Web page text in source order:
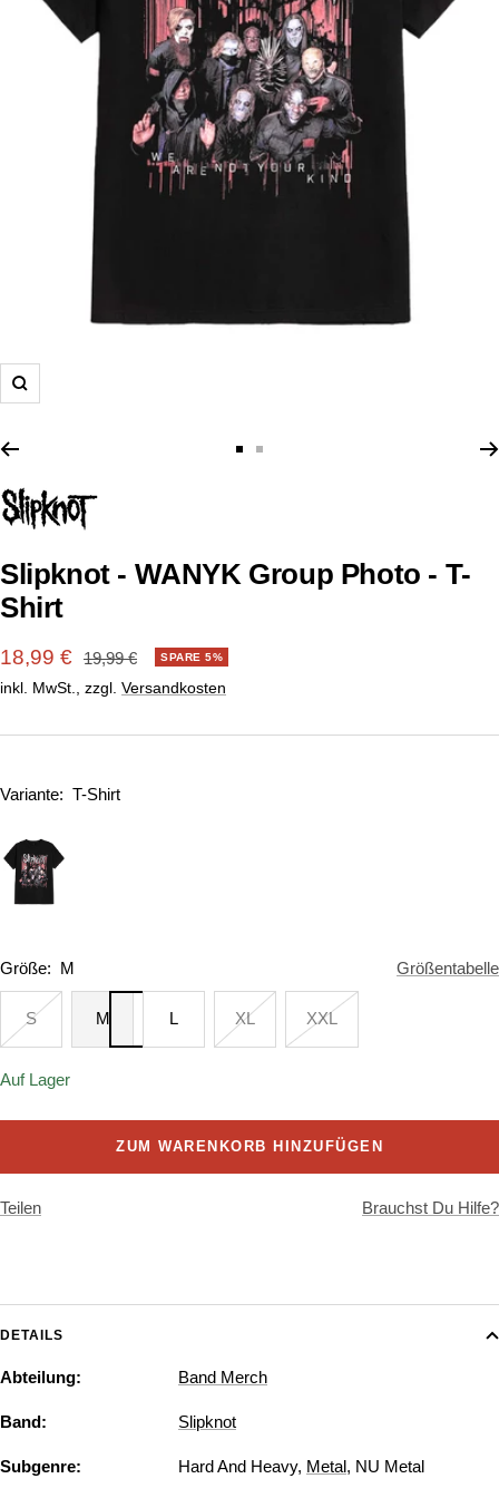
Zoom
Slipknot - WANYK Group Photo - T-
Shirt
Angebotspreis
18,99 € Regulärer
Preis
19,99 € SPARE 5%
inkl. MwSt., zzgl. Versandkosten
Variante: T-Shirt
Größe: M Größentabelle
S M L XL XXL
Auf Lager
ZUM WARENKORB HINZUFÜGEN
Teilen Brauchst Du Hilfe?
DETAILS
Abteilung: Band Merch
Band: Slipknot
Subgenre: Hard And Heavy, Metal, NU Metal